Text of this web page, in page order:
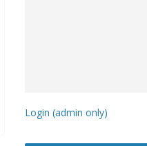
Login (admin only)